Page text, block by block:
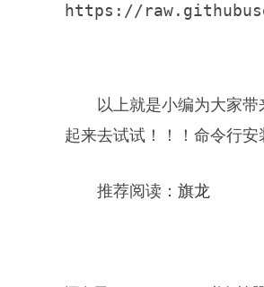
https://
以上就是小编为大家
起来去试试！！！命令行
推荐阅读： 旗龙